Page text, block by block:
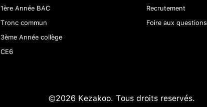
1ère Année BAC
Tronc commun
3ème Année collège
CE6
Recrutement
Foire aux questions
©2026 Kezakoo. Tous droits reservés.